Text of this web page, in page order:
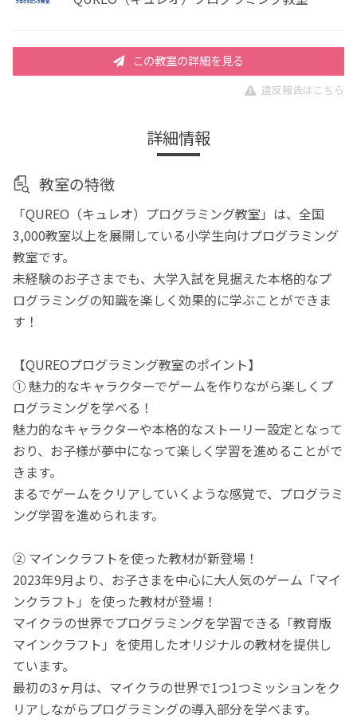
この教室の詳細を見る
違反報告はこちら
詳細情報
教室の特徴
「QUREO（キュレオ）プログラミング教室」は、全国
3,000教室以上を展開している小学生向けプログラミング
教室です。
未経験のお子さまでも、大学入試を見据えた本格的なプ
ログラミングの知識を楽しく効果的に学ぶことができま
す！
【QUREOプログラミング教室のポイント】
① 魅力的なキャラクターでゲームを作りながら楽しくプ
ログラミングを学べる！
魅力的なキャラクターや本格的なストーリー設定となって
おり、お子様が夢中になって楽しく学習を進めることがで
きます。
まるでゲームをクリアしていくような感覚で、プログラミ
ング学習を進められます。
② マインクラフトを使った教材が新登場！
2023年9月より、お子さまを中心に大人気のゲーム「マイ
ンクラフト」を使った教材が登場！
マイクラの世界でプログラミングを学習できる「教育版
マインクラフト」を使用したオリジナルの教材を提供し
ています。
最初の3ヶ月は、マイクラの世界で1つ1つミッションをク
リアしながらプログラミングの導入部分を学べます。